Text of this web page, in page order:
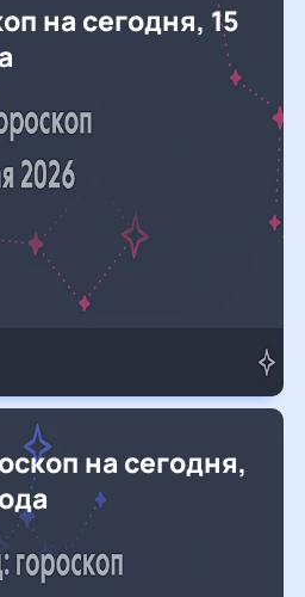
на сегодня, 15
на сегодня,